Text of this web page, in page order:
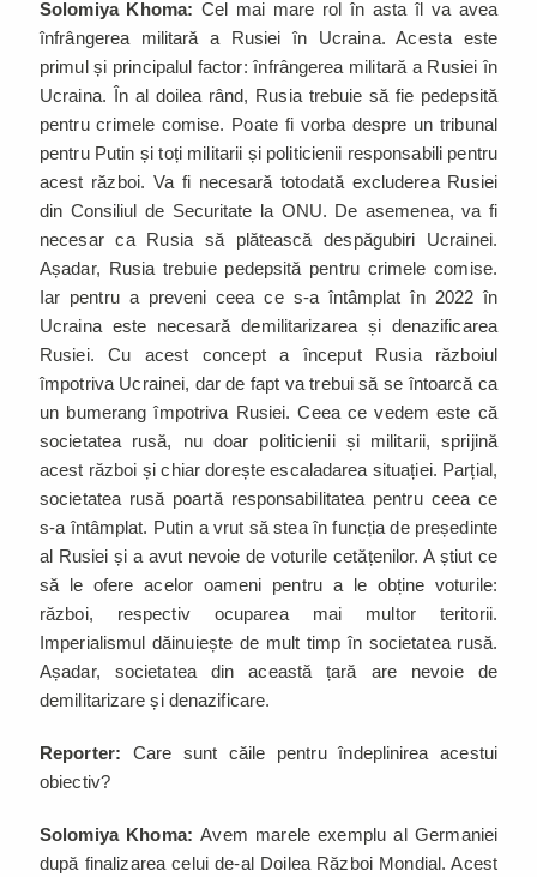
Solomiya Khoma: Cel mai mare rol în asta îl va avea
înfrângerea militară a Rusiei în Ucraina. Acesta este
primul și principalul factor: înfrângerea militară a Rusiei în
Ucraina. În al doilea rând, Rusia trebuie să fie pedepsită
pentru crimele comise. Poate fi vorba despre un tribunal
pentru Putin și toți militarii și politicienii responsabili pentru
acest război. Va fi necesară totodată excluderea Rusiei
din Consiliul de Securitate la ONU. De asemenea, va fi
necesar ca Rusia să plătească despăgubiri Ucrainei.
Așadar, Rusia trebuie pedepsită pentru crimele comise.
Iar pentru a preveni ceea ce s-a întâmplat în 2022 în
Ucraina este necesară demilitarizarea și denazificarea
Rusiei. Cu acest concept a început Rusia războiul
împotriva Ucrainei, dar de fapt va trebui să se întoarcă ca
un bumerang împotriva Rusiei. Ceea ce vedem este că
societatea rusă, nu doar politicienii și militarii, sprijină
acest război și chiar dorește escaladarea situației. Parțial,
societatea rusă poartă responsabilitatea pentru ceea ce
s-a întâmplat. Putin a vrut să stea în funcția de președinte
al Rusiei și a avut nevoie de voturile cetățenilor. A știut ce
să le ofere acelor oameni pentru a le obține voturile:
război, respectiv ocuparea mai multor teritorii.
Imperialismul dăinuiește de mult timp în societatea rusă.
Așadar, societatea din această țară are nevoie de
demilitarizare și denazificare.
Reporter: Care sunt căile pentru îndeplinirea acestui
obiectiv?
Solomiya Khoma:Avem marele exemplu al Germaniei
după finalizarea celui de-al Doilea Război Mondial. Acest